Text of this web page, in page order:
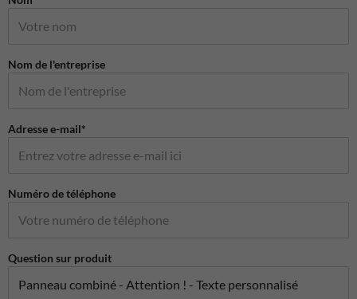
Nom de l'entreprise
Adresse e-mail*
Numéro de téléphone
Question sur produit